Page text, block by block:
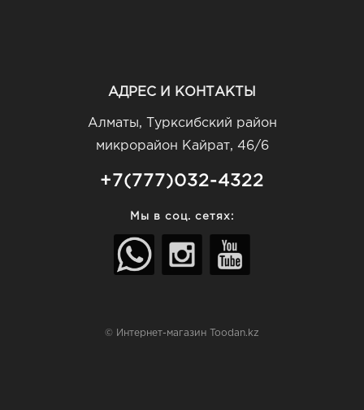
АДРЕС И КОНТАКТЫ
Алматы, Турксибский район
микрорайон Кайрат, 46/6
+7(777)032-4322
Мы в соц. сетях:
© Интернет-магазин Toodan.kz